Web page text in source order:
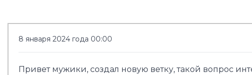
8 января 2024 года 00:00
Привет мужики, создал новую ветку, такой вопрос